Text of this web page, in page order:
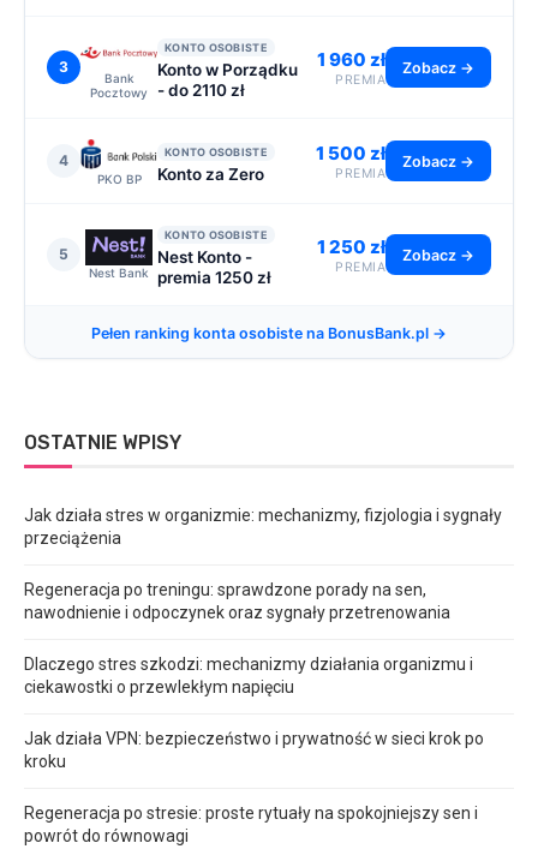
3
Bank
Pocztowy
KONTO OSOBISTE
Konto w Porządku
- do 2110 zł
1 960 zł
PREMIA
Zobacz →
4
PKO BP
KONTO OSOBISTE
Konto za Zero
1 500 zł
PREMIA
Zobacz →
5
Nest Bank
KONTO OSOBISTE
Nest Konto -
premia 1250 zł
1 250 zł
PREMIA
Zobacz →
Pełen ranking konta osobiste na BonusBank.pl →
OSTATNIE WPISY
Jak działa stres w organizmie: mechanizmy, fizjologia i sygnały
przeciążenia
Regeneracja po treningu: sprawdzone porady na sen,
nawodnienie i odpoczynek oraz sygnały przetrenowania
Dlaczego stres szkodzi: mechanizmy działania organizmu i
ciekawostki o przewlekłym napięciu
Jak działa VPN: bezpieczeństwo i prywatność w sieci krok po
kroku
Regeneracja po stresie: proste rytuały na spokojniejszy sen i
powrót do równowagi